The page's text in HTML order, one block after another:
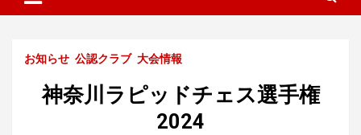
お知らせ 公認クラブ 大会情報
神奈川ラピッドチェス選手権
2024